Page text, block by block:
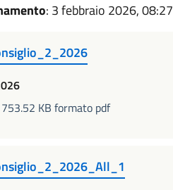
: 3 febbraio 2026, 08:27
KB formato pdf